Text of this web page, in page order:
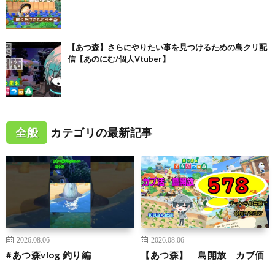
【あつ森】さらにやりたい事を見つけるための島クリ配
信【あのにむ/個人Vtuber】
全般 カテゴリの最新記事
2026.08.06
#あつ森vlog 釣り編
2026.08.06
【あつ森】 島開放 カブ価